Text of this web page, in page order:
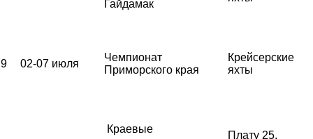
Гайдамак
9 02-07 июля
Чемпионат
Приморского края
Крейсерские
яхты
Краевые
Плату 25,